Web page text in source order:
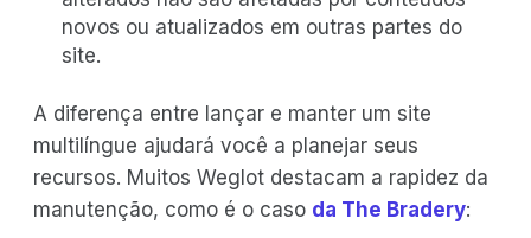
novos ou atualizados em outras partes do
site.
A diferença entre lançar e manter um site
multilíngue ajudará você a planejar seus
recursos. Muitos Weglot destacam a rapidez da
manutenção, como é o caso da The Bradery: